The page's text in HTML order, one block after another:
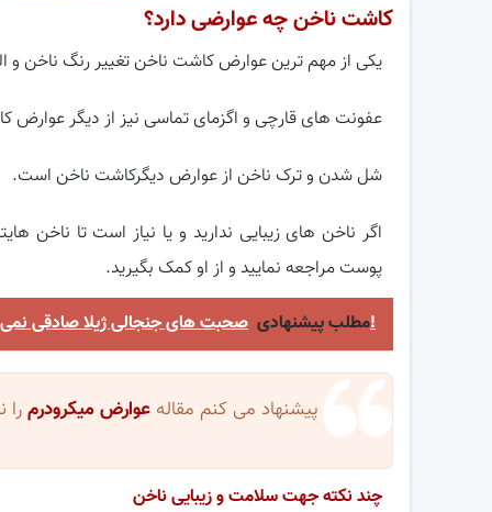
کاشت ناخن چه عوارضی دارد؟
یکی از مهم ترین عوارض کاشت ناخن تغییر رنگ ناخن
عفونت های قارچی و اگزمای تماسی نیز از دیگر
شل شدن و ترک ناخن از عوارض دیگرکاشت ناخن است.
اگر ناخن های زیبایی ندارید و یا نیاز است تا
پوست مراجعه نمایید و از او کمک بگیرید.
مطلب پیشنهادیصحبت های جنجالی ژیلا صادقی نمی توانید با آبروی من و همسرم بازی کنید!
پیشنهاد می کنم مقاله عوارض میکرودرمرا
چند نکته جهت سلامت و زیبایی ناخن